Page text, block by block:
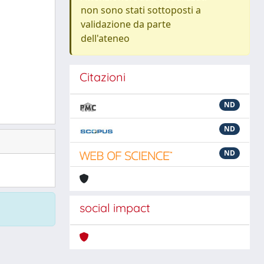
non sono stati sottoposti a
validazione da parte
dell'ateneo
Citazioni
ND
ND
ND
social impact